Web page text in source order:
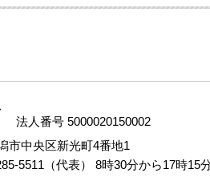
法人番号 5000020150002
市中央区新光町4番地1
5511（代表）
8時30分から17時15